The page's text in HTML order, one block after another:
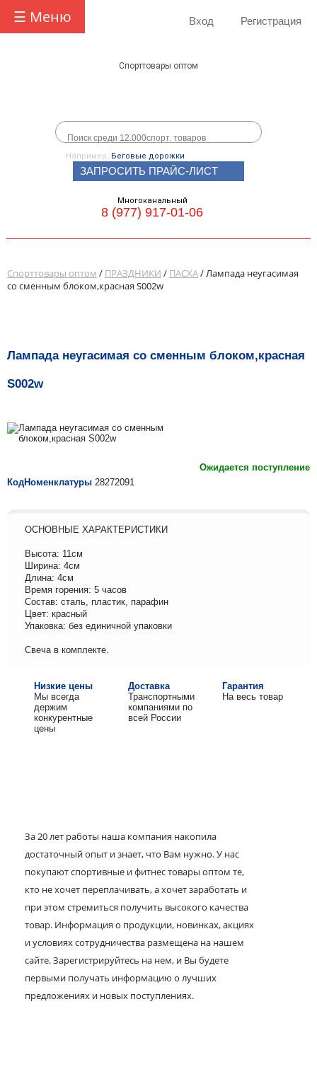
☰ Меню Вход Регистрация
Спорттовары оптом
Например, Беговые дорожки
ЗАПРОСИТЬ ПРАЙС-ЛИСТ
Многоканальный
8 (977) 917-01-06
Спорттовары оптом / ПРАЗДНИКИ / ПАСХА/ Лампада неугасимая
со сменным блоком,красная S002w
Лампада неугасимая со сменным блоком,красная
S002w
Ожидается поступление
КодНоменклатуры 28272091
ОСНОВНЫЕ ХАРАКТЕРИСТИКИ
Высота: 11см
Ширина: 4см
Длина: 4см
Время горения: 5 часов
Состав: сталь, пластик, парафин
Цвет: красный
Упаковка: без единичной упаковки
Свеча в комплекте.
Низкие цены
Мы всегда
держим
конкурентные
цены
Доставка
Транспортными
компаниями по
всей России
Гарантия
На весь товар
За 20 лет работы наша компания накопила
достаточный опыт и знает, что Вам нужно. У нас
покупают спортивные и фитнес товары оптом те,
кто не хочет переплачивать, а хочет заработать и
при этом стремиться получить высокого качества
товар. Информация о продукции, новинках, акциях
и условиях сотрудничества размещена на нашем
сайте. Зарегистрируйтесь на нем, и Вы будете
первыми получать информацию о лучших
предложениях и новых поступлениях.